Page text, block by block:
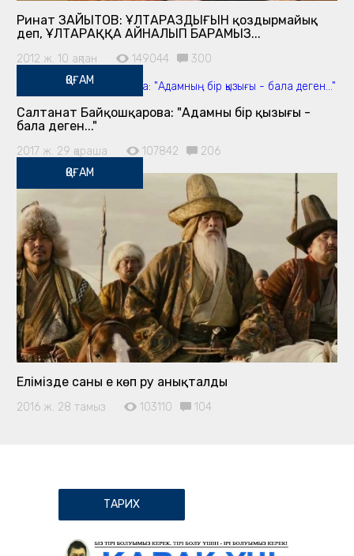
Ринат ЗАЙЫТОВ: ҰЛТАРАЗДЫҒЫН қоздырмайық
деп, ҰЛТАРАҚҚА АЙНАЛЫП БАРАМЫЗ...
2012 ж. 10 ақпан 149044
300
ҚОҒАМ
Салтанат Байқошқарова: "Адамның бір қызығы -
бала деген..."
2017 ж. 29 қараша 107842
206
ҚОҒАМ
Елімізде саны ең көп ру анықталды
2016 ж. 28 тамыз 103110 104
ТАРИХ